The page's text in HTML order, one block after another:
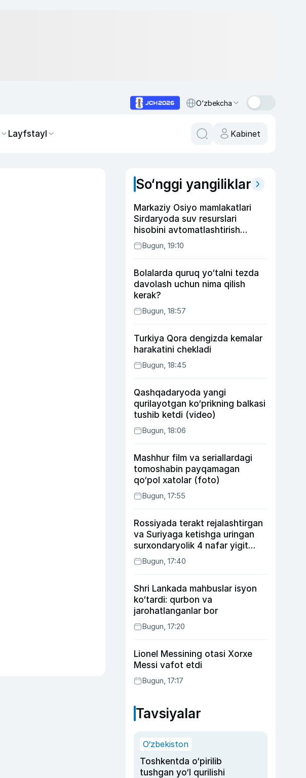
O‘zbekcha
Layfstayl Kabinet
So‘nggi yangiliklar
Markaziy Osiyo mamlakatlari
Sirdaryoda suv resurslari
hisobini avtomatlashtirish
rejasini ishlab chiqishni
ma’qulladi
Bugun, 19:10
Bolalarda quruq yo‘talni tezda
davolash uchun nima qilish
kerak?
Bugun, 18:57
Turkiya Qora dengizda kemalar
harakatini chekladi
Bugun, 18:45
Qashqadaryoda yangi
qurilayotgan ko‘prikning balkasi
tushib ketdi (video)
Bugun, 18:06
Mashhur film va seriallardagi
tomoshabin payqamagan
qo‘pol xatolar (foto)
Bugun, 17:55
Rossiyada terakt rejalashtirgan
va Suriyaga ketishga uringan
surxondaryolik 4 nafar yigit
qamaldi
Bugun, 17:40
Shri Lankada mahbuslar isyon
ko‘tardi: qurbon va
jarohatlanganlar bor
Bugun, 17:20
Lionel Messining otasi Xorxe
Messi vafot etdi
Bugun, 17:17
Tavsiyalar
O‘zbekiston
Toshkentda o‘pirilib
tushgan yo‘l qurilishi